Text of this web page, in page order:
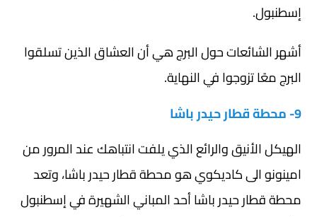
إسطنبول.
أشهر الشائعات حول البرج هي أن العشاق الذين تسلقوا
البرج معًا تزوجوا في النهاية.
9- محطة قطار حيدر باشا
الهيكل الأنيق والرائع الذي يلفت انتباهك عند المرور من
امينونو الى كاديكوي هو محطة قطار حيدر باشا، وتعد
محطة قطار حيدر باشا أحد المباني الشهيرة في إسطنبول